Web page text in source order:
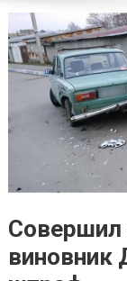
Совершил